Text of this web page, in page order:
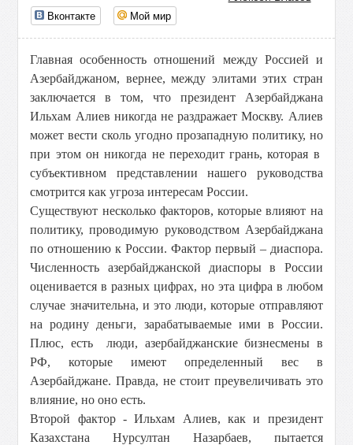
Вконтакте Мой мир
Главная особенность отношений между Россией и
Азербайджаном, вернее, между элитами этих стран
заключается в том, что президент Азербайджана
Ильхам Алиев никогда не раздражает Москву. Алиев
может вести сколь угодно прозападную политику, но
при этом он никогда не переходит грань, которая в
субъективном представлении нашего руководства
смотрится как угроза интересам России.
Существуют несколько факторов, которые влияют на
политику, проводимую руководством Азербайджана
по отношению к России. Фактор первый – диаспора.
Численность азербайджанской диаспоры в России
оценивается в разных цифрах, но эта цифра в любом
случае значительна, и это люди, которые отправляют
на родину деньги, зарабатываемые ими в России.
Плюс, есть люди, азербайджанские бизнесмены в
РФ, которые имеют определенный вес в
Азербайджане. Правда, не стоит преувеличивать это
влияние, но оно есть.
Второй фактор - Ильхам Алиев, как и президент
Казахстана Нурсултан Назарбаев, пытается